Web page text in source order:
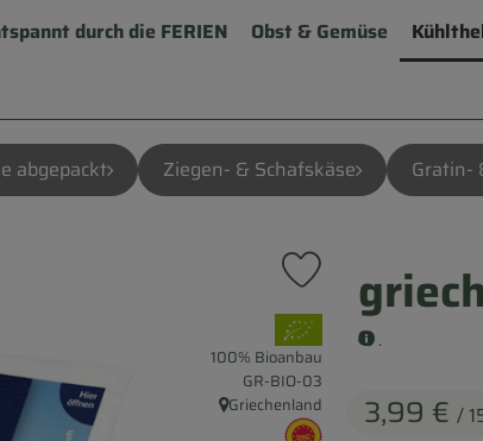
durch die FERIEN Obst & Gemüse
abgepackt Ziegen- & Schafskäse Gratin-
.
3,99 € /
Produkt zu Favouriten
, Verband:
100% Bioanbau
, Kontrollstelle:
GR-BIO-03
, Herkunft:
Griechenland
, EU Herkunft: